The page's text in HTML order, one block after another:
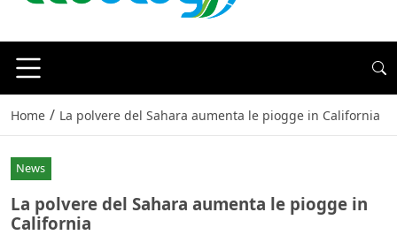
Home / La polvere del Sahara aumenta le piogge in California
News
La polvere del Sahara aumenta le piogge in
California